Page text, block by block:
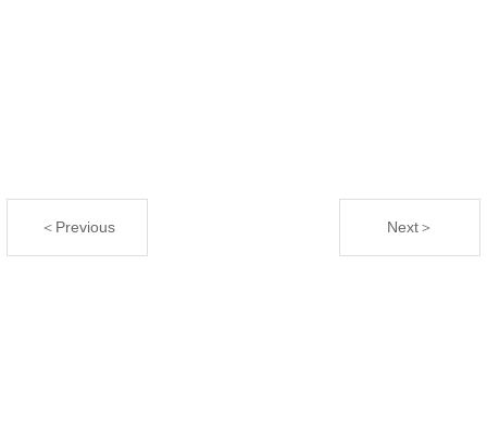
＜Previous Next＞